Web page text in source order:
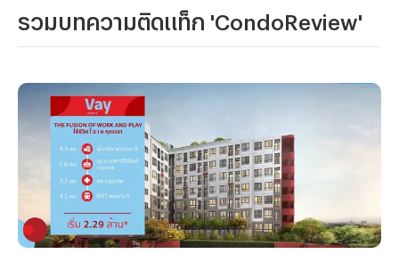
รวมบทความติดแท็ก 'CondoReview'